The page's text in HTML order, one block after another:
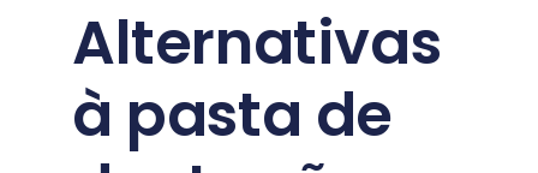
Alternativas
à pasta de